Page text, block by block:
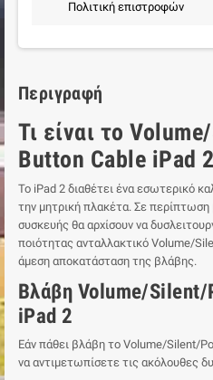
Πολιτική επιστροφών
Περιγραφή
Τι είναι το
Button Cable iPad 2
Το iPad 2 διαθέτει ένα εσωτερικό
την μητρική πλακέτα. Σε
συσκευής θα αρχίσουν να
ποιότητας ανταλλακτικό Volume/
άμεση αποκατάσταση της βλάβης.
Βλάβη Volume/Silent/
iPad 2
Εάν πάθει βλάβη το Volume/Silent/
να αντιμετωπίσετε τις ακόλουθες